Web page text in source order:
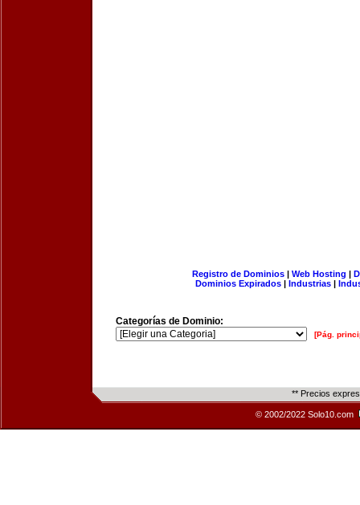
Registro de Dominios| Web Hosting |
Dominios Expirados | Industrias |
Categorías de Dominio:
[Pág.
** Precios
© 2002/2022 Solo10.com